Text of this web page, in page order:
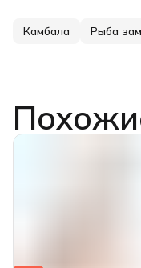
Камбала Рыба